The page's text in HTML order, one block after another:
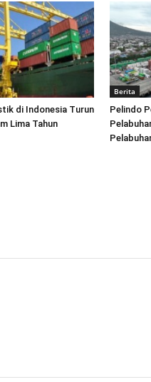
di Indonesia Turun
Lima Tahun
Berita
Pelindo